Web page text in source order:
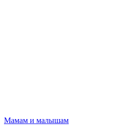
Мамам и малышам